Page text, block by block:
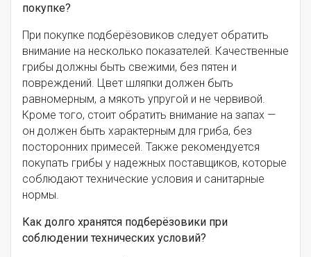
покупке?
При покупке подберёзовиков следует обратить
внимание на несколько показателей. Качественные
грибы должны быть свежими, без пятен и
повреждений. Цвет шляпки должен быть
равномерным, а мякоть упругой и не червивой.
Кроме того, стоит обратить внимание на запах —
он должен быть характерным для гриба, без
посторонних примесей. Также рекомендуется
покупать грибы у надежных поставщиков, которые
соблюдают технические условия и санитарные
нормы.
Как долго хранятся подберёзовики при
соблюдении технических условий?